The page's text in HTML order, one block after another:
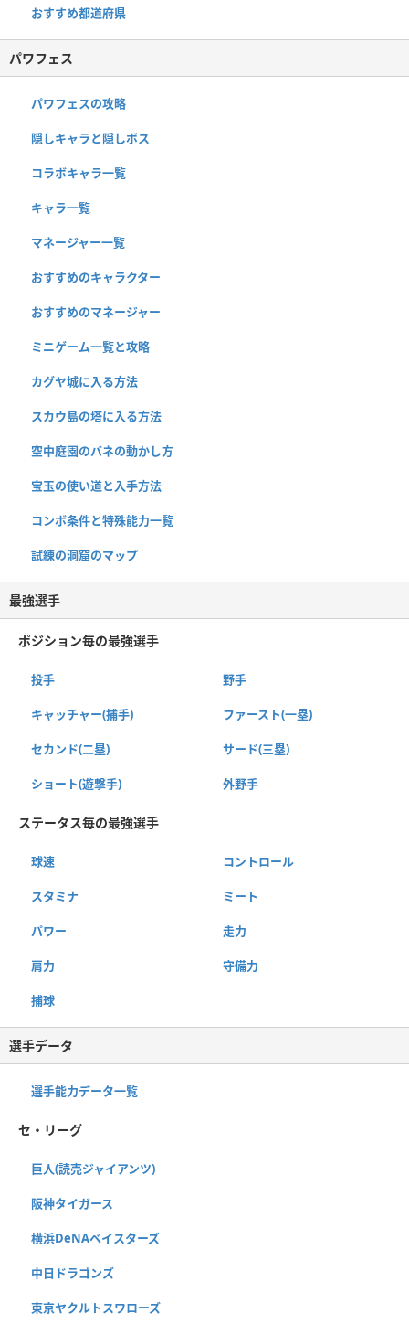
おすすめ都道府県
パワフェス
パワフェスの攻略
隠しキャラと隠しボス
コラボキャラ一覧
キャラ一覧
マネージャー一覧
おすすめのキャラクター
おすすめのマネージャー
ミニゲーム一覧と攻略
カグヤ城に入る方法
スカウ島の塔に入る方法
空中庭園のバネの動かし方
宝玉の使い道と入手方法
コンボ条件と特殊能力一覧
試練の洞窟のマップ
最強選手
ポジション毎の最強選手
投手 野手
キャッチャー(捕手) ファースト(一塁)
セカンド(二塁) サード(三塁)
ショート(遊撃手) 外野手
ステータス毎の最強選手
球速 コントロール
スタミナ ミート
パワー 走力
肩力 守備力
捕球
選手データ
選手能力データ一覧
セ・リーグ
巨人(読売ジャイアンツ)
阪神タイガース
横浜DeNAベイスターズ
中日ドラゴンズ
東京ヤクルトスワローズ